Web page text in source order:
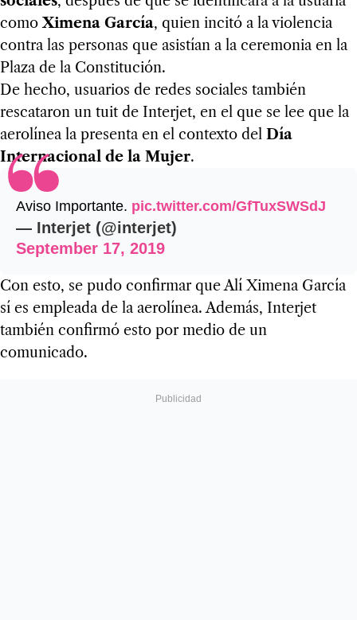
comoXimena García, quien incitó a la violencia
contra las personas que asistían a la ceremonia en la
Plaza de la Constitución.
De hecho, usuarios de redes sociales también
rescataron un tuit de Interjet, en el que se lee que la
aerolínea la presenta en el contexto del Día
Internacional de la Mujer.
Aviso Importante. pic.twitter.com/GfTuxSWSdJ
— Interjet (@interjet)
September 17, 2019
Con esto, se pudo confirmar que Alí Ximena García
sí es empleada de la aerolínea. Además, Interjet
también confirmó esto por medio de un
comunicado.